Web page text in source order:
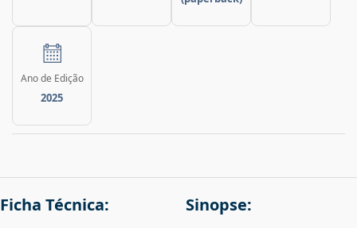
Ano de Edição
2025
Ficha Técnica: Sinopse: